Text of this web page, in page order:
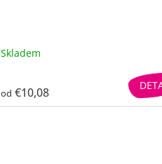
Skladem
od €10,08